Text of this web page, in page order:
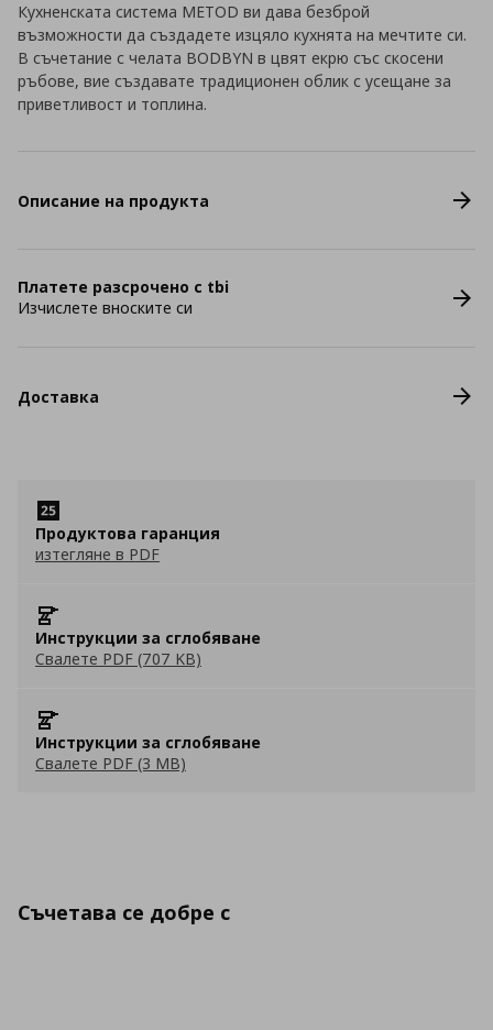
Кухненската система METOD ви дава безброй
възможности да създадете изцяло кухнята на мечтите си.
В съчетание с челата BODBYN в цвят екрю със скосени
ръбове, вие създавате традиционен облик с усещане за
приветливост и топлина.
Описание на продукта
Платете разсрочено с tbi
Изчислете вноските си
Доставка
Продуктова гаранция
изтегляне в PDF
Инструкции за сглобяване
Свалете PDF (707 KB)
Инструкции за сглобяване
Свалете PDF (3 MB)
Съчетава се добре с